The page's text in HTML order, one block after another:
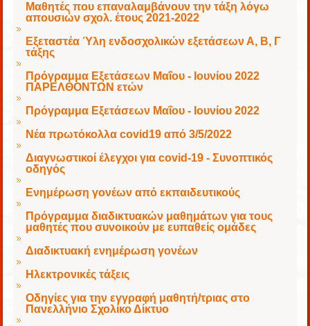
Μαθητές που επαναλαμβάνουν την τάξη λόγω
απουσιών σχολ. έτους 2021-2022
Εξεταστέα Ύλη ενδοσχολικών εξετάσεων Α, Β, Γ
τάξης
Πρόγραμμα Εξετάσεων Μαΐου - Ιουνίου 2022
ΠΑΡΕΛΘΟΝΤΩΝ ετών
Πρόγραμμα Εξετάσεων Μαΐου - Ιουνίου 2022
Νέα πρωτόκολλα covid19 από 3/5/2022
Διαγνωστικοί έλεγχοι για covid-19 - Συνοπτικός
οδηγός
Ενημέρωση γονέων από εκπαιδευτικούς
Πρόγραμμα διαδικτυακών μαθημάτων για τους
μαθητές που συνοικούν με ευπαθείς ομάδες
Διαδικτυακή ενημέρωση γονέων
Ηλεκτρονικές τάξεις
Οδηγίες για την εγγραφή μαθητή/τριας στο
Πανελλήνιο Σχολίκο Δίκτυο